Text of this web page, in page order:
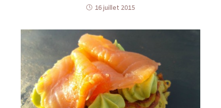
16 juillet 2015